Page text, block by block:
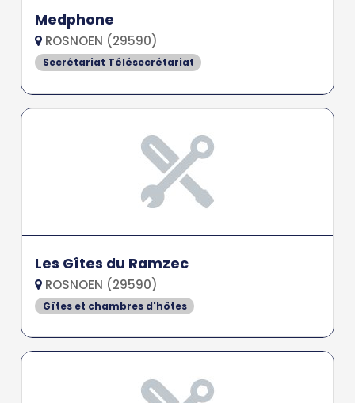
Medphone
ROSNOEN (29590)
Secrétariat Télésecrétariat
Les Gîtes du Ramzec
ROSNOEN (29590)
Gîtes et chambres d'hôtes